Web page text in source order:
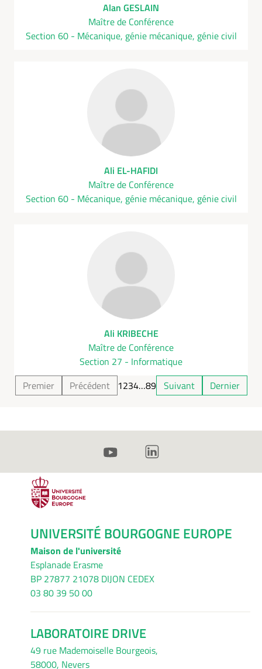
Alan GESLAIN
Maître de Conférence
Section 60 - Mécanique, génie mécanique, génie civil
Ali EL-HAFIDI
Maître de Conférence
Section 60 - Mécanique, génie mécanique, génie civil
Ali KRIBECHE
Maître de Conférence
Section 27 - Informatique
Premier
Précédent 1234…89 Suivant Dernier
UNIVERSITÉ BOURGOGNE EUROPE
Maison de l'université
Esplanade Erasme
BP 27877 21078 DIJON CEDEX
03 80 39 50 00
LABORATOIRE DRIVE
49 rue Mademoiselle Bourgeois,
58000, Nevers